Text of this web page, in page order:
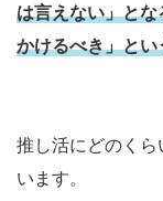
は言えない」と
かけるべき」と
推し活にどのく
います。